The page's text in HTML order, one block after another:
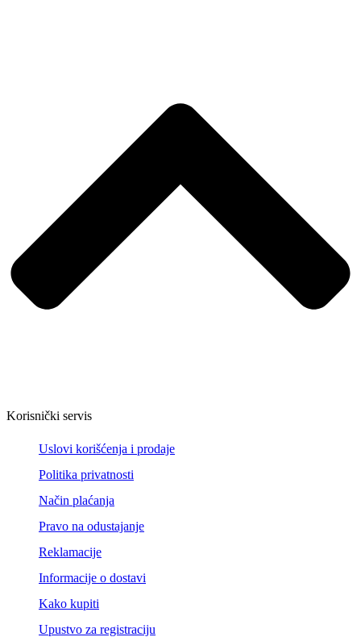
Korisnički servis
Uslovi korišćenja i prodaje
Politika privatnosti
Način plaćanja
Pravo na odustajanje
Reklamacije
Informacije o dostavi
Kako kupiti
Upustvo za registraciju